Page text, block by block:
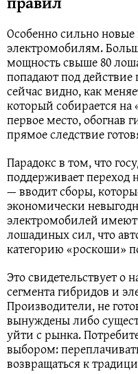
Особенно сильно
электромобилям.
мощность свыше 80
попадают под
сейчас видно, как
который собирается
первое место, обогнав
прямое следствие
Парадокс в том, что
поддерживает переход
— вводит сборы,
экономически
электромобилей имеют
лошадиных сил, что
категорию «роскоши»
Это свидетельствует о
сегмента гибридов и
Производители, не
вынуждены либо
уйти с рынка.
выбором:
возвращаться к